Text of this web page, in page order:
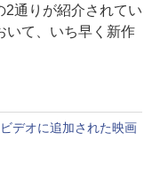
2通りが紹介されてい
いて、いち早く新作
デオに追加された映画